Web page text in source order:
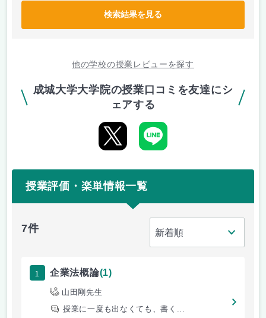
検索結果を見る
他の学校の授業レビューを探す
成城大学大学院の授業口コミを友達にシ
ェアする
授業評価・楽単情報一覧
7件
1 企業法概論(1)
山田剛先生
授業に一度も出なくても、書く...